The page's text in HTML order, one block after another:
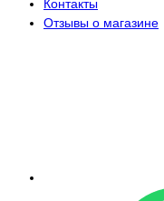
Контакты
Отзывы о магазине